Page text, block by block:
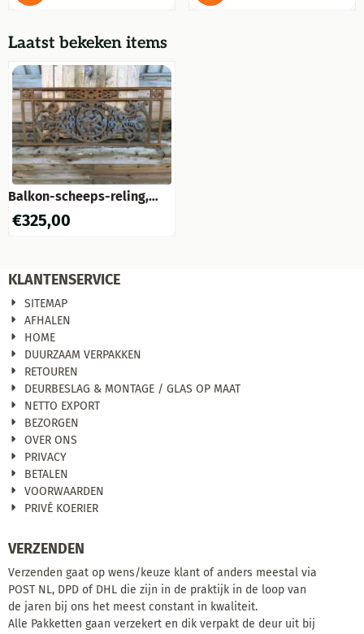
Laatst bekeken items
Balkon-scheeps-reling,
raamrek met medaillon
cast iron-rust.
€325,00
KLANTENSERVICE
SITEMAP
AFHALEN
HOME
DUURZAAM VERPAKKEN
RETOUREN
DEURBESLAG & MONTAGE / GLAS OP MAAT
NETTO EXPORT
BEZORGEN
OVER ONS
PRIVACY
BETALEN
VOORWAARDEN
PRIVÉ KOERIER
VERZENDEN
Verzenden gaat op wens/keuze klant of anders meestal via
POST NL, DPD of DHL die zijn in de praktijk in de loop van
de jaren bij ons het meest constant in kwaliteit.
Alle Pakketten gaan verzekert en dik verpakt de deur uit bij